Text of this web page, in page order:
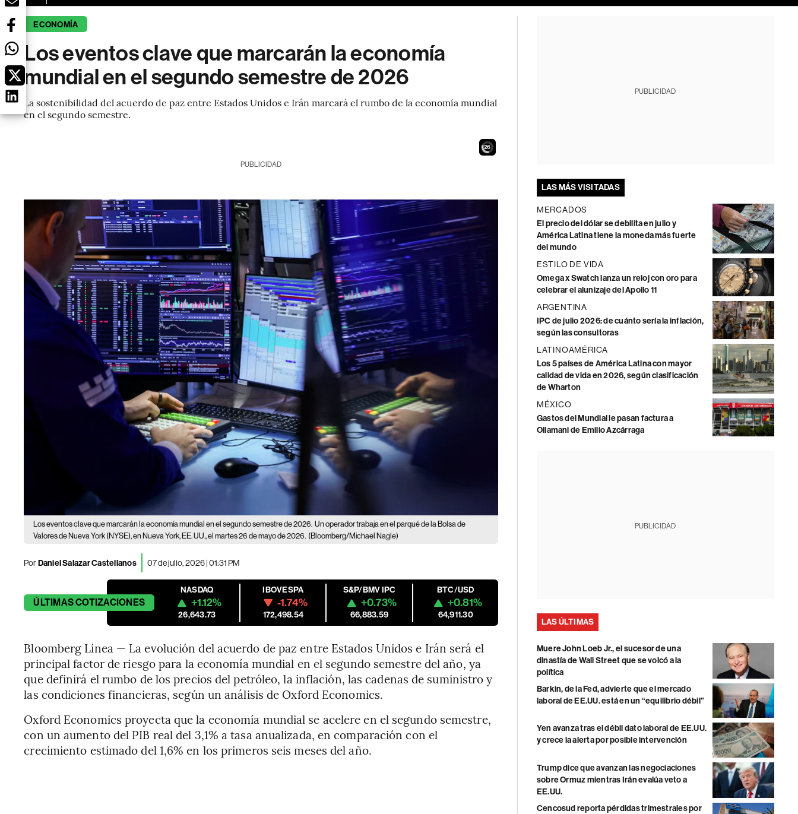
ECONOMÍA
Los eventos clave que marcarán la economía
mundial en el segundo semestre de 2026
La sostenibilidad del acuerdo de paz entre Estados Unidos e Irán marcará el rumbo de la economía mundial
en el segundo semestre.
24
PUBLICIDAD
Los eventos clave que marcarán la economía mundial en el segundo semestre de 2026. Un operador trabaja en el parqué de la Bolsa de
Valores de Nueva York (NYSE), en Nueva York, EE. UU., el martes 26 de mayo de 2026. (Bloomberg/Michael Nagle)
PorDaniel Salazar Castellanos 07 de julio, 2026 | 01:31 PM
ÚLTIMASCOTIZACIONES
NASDAQ
+1.12%
26,643.73
IBOVESPA
-1.74%
172,498.54
S&P/BMV IPC
+0.73%
66,883.59
BTC/USD
+0.81%
64,911.30
Bloomberg Línea — La evolución del acuerdo de paz entre Estados Unidos e Irán será el
principal factor de riesgo para la economía mundial en el segundo semestre del año, ya
que definirá el rumbo de los precios del petróleo, la inflación, las cadenas de suministro y
las condiciones financieras, según un análisis de Oxford Economics.
Oxford Economics proyecta que la economía mundial se acelere en el segundo semestre,
con un aumento del PIB real del 3,1% a tasa anualizada, en comparación con el
crecimiento estimado del 1,6% en los primeros seis meses del año.
PUBLICIDAD
LAS MÁS VISITADAS
MERCADOS
El precio del dólar se debilita en julio y
América Latina tiene la moneda más fuerte
del mundo
ESTILO DE VIDA
Omega x Swatch lanza un reloj con oro para
celebrar el alunizaje del Apollo 11
ARGENTINA
IPC de julio 2026: de cuánto sería la inflación,
según las consultoras
LATINOAMÉRICA
Los 5 países de América Latina con mayor
calidad de vida en 2026, según clasificación
de Wharton
MÉXICO
Gastos del Mundial le pasan factura a
Ollamani de Emilio Azcárraga
PUBLICIDAD
LAS ÚLTIMAS
Muere John Loeb Jr., el sucesor de una
dinastía de Wall Street que se volcó a la
política
Barkin, de la Fed, advierte que el mercado
laboral de EE.UU. está en un “equilibrio débil”
Yen avanza tras el débil dato laboral de EE.UU.
y crece la alerta por posible intervención
Trump dice que avanzan las negociaciones
sobre Ormuz mientras Irán evalúa veto a
EE.UU.
Cencosud reporta pérdidas trimestrales por